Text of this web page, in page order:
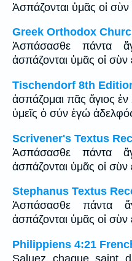
Ἀσπάζονται ὑμᾶς οἱ σὺν
Greek Orthodox
Ἀσπάσασθε πάντα
ἀσπάζονται ὑμᾶς οἱ σὺν
Tischendorf 8th
ἀσπάζομαι πᾶς ἅγιος
ὑμεῖς ὁ σύν ἐγώ
Scrivener's Textus
Ἀσπάσασθε πάντα
ἀσπάζονται ὑμᾶς οἱ σὺν
Stephanus Textus
Ἀσπάσασθε πάντα
ἀσπάζονται ὑμᾶς οἱ σὺν
Philippiens 4:21
Saluez chaque saint